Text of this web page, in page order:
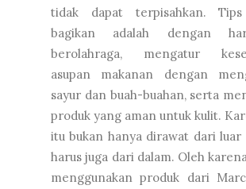
tidak dapat terpisahkan.
bagikan adalah dengan
berolahraga, mengatur
asupan makanan dengan
sayur dan buah-buahan, serta
produk yang aman untuk kulit.
itu bukan hanya dirawat dari luar
harus juga dari dalam. Oleh
menggunakan produk dari